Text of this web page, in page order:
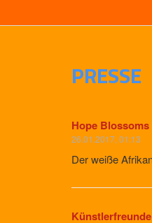
PRESSE
Hope
26.01.2017, 01:13
Der weiße